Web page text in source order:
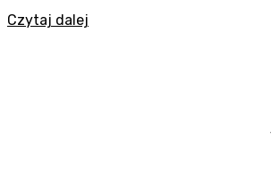
Czytaj dalej